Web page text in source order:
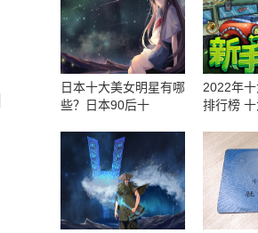
日本十大美女明星有哪
些？日本90后十
2022年
排行榜